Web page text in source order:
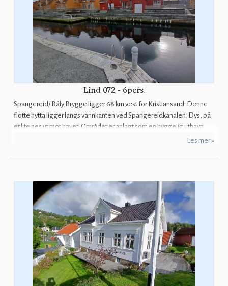
Lind 072 - 6pers.
Spangereid/ Båly Brygge ligger 68 km vest for Kristiansand. Denne
flotte hytta ligger langs vannkanten ved Spangereidkanalen. Dvs, på
et lite nes ut mot havet. Området er anlagt som en hyggelig uthavn...
Les mer »